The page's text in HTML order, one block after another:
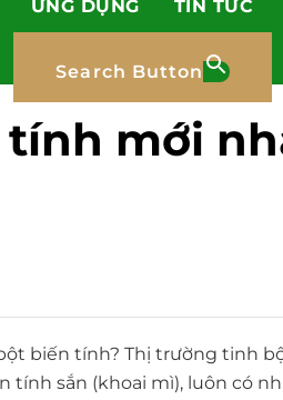
ỨNG DỤNG TIN TỨC
Search Button
mới
biến tính? Thị trường tinh
tính sắn (khoai mì), luôn có